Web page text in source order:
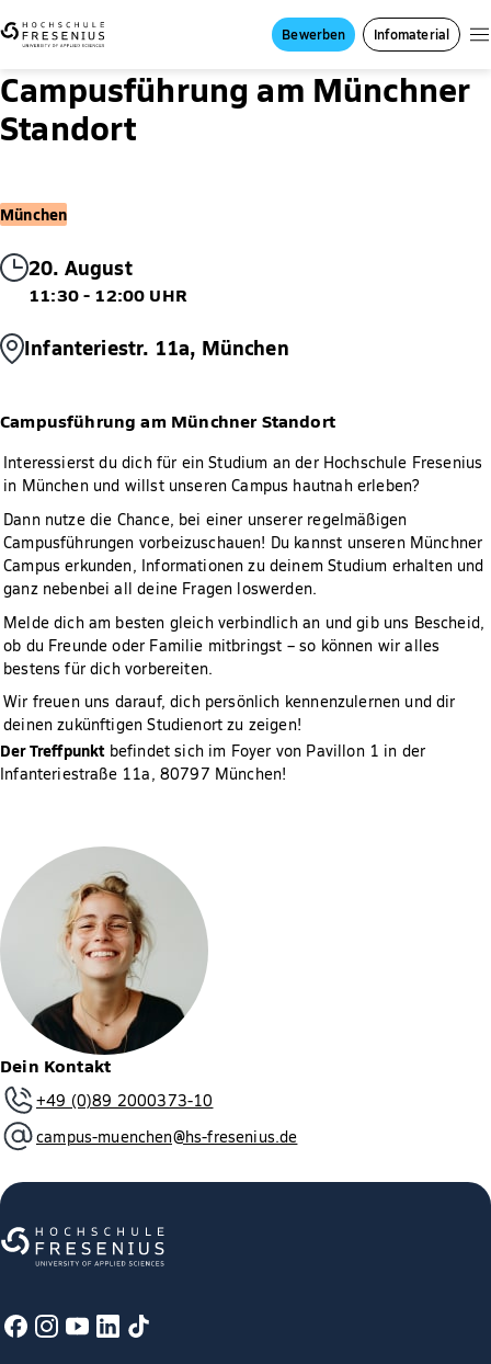
Bewerben Infomaterial
Campusführung am Münchner
Standort
20. August
11:30 - 12:00 UHR
Infanteriestr. 11a, München
München
Campusführung am Münchner Standort
Interessierst du dich für ein Studium an der Hochschule Fresenius
in München und willst unseren Campus hautnah erleben?
Dann nutze die Chance, bei einer unserer regelmäßigen
Campusführungen vorbeizuschauen! Du kannst unseren Münchner
Campus erkunden, Informationen zu deinem Studium erhalten und
ganz nebenbei all deine Fragen loswerden.
Melde dich am besten gleich verbindlich an und gib uns Bescheid,
ob du Freunde oder Familie mitbringst – so können wir alles
bestens für dich vorbereiten.
Wir freuen uns darauf, dich persönlich kennenzulernen und dir
deinen zukünftigen Studienort zu zeigen!
Der Treffpunktbefindet sich im Foyer von Pavillon 1 in der
Infanteriestraße 11a, 80797 München!
Dein Kontakt
+49 (0)89 2000373-10
campus-muenchen@hs-fresenius.de